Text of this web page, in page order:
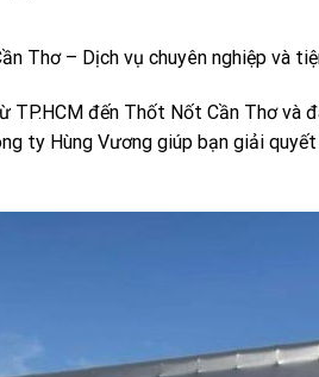
Thơ – Dịch vụ chuyên nghiệp và
TP.HCM đến Thốt Nốt Cần Thơ
ty Hùng Vương giúp bạn giải